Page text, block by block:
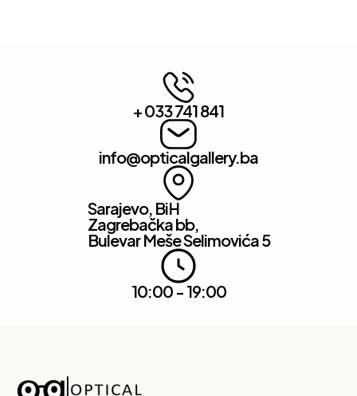
+ 033 741 841
info@opticalgallery.ba
Sarajevo, BiH
Zagrebačka bb,
Bulevar Meše Selimovića 5
10:00 - 19:00